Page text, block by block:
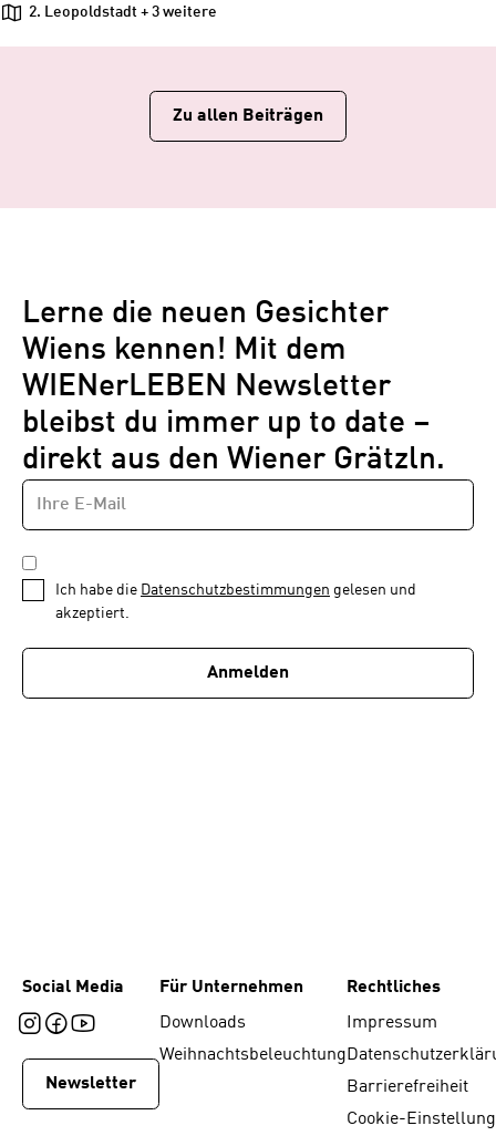
2. Leopoldstadt + 3 weitere
Zu allen Beiträgen
Lerne die neuen Gesichter
Wiens kennen! Mit dem
WIENerLEBEN Newsletter
bleibst du immer up to date –
direkt aus den Wiener Grätzln.
Newsletter
1
von
E-
MAIL-
ADRESSE
DATENSCHUTZBESTIMMUNGEN
*
Ich habe die Datenschutzbestimmungen gelesen und
akzeptiert.
Anmelden
Social Media
Newsletter
Für Unternehmen
Downloads
Weihnachtsbeleuchtung
Rechtliches
Impressum
Barrierefreiheit
Cookie-